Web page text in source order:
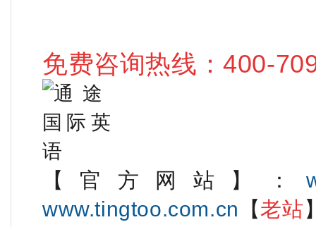
免费咨询热线：400-
【官方网站】：
www.tingtoo.com.cn 【老站